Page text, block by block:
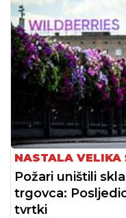
NASTALA VELIKA
Požari uništili
trgovca:
tvrtki